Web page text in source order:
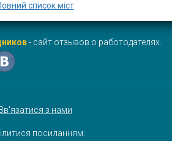
список міст
- сайт отзывов о работодателях.
з нами
посиланням: